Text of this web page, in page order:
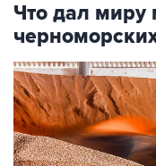
Что дал миру